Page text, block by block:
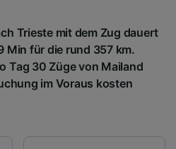
Trieste mit dem Zug dauert
für die rund 357 km.
Tag 30 Züge von Mailand
im Voraus kosten